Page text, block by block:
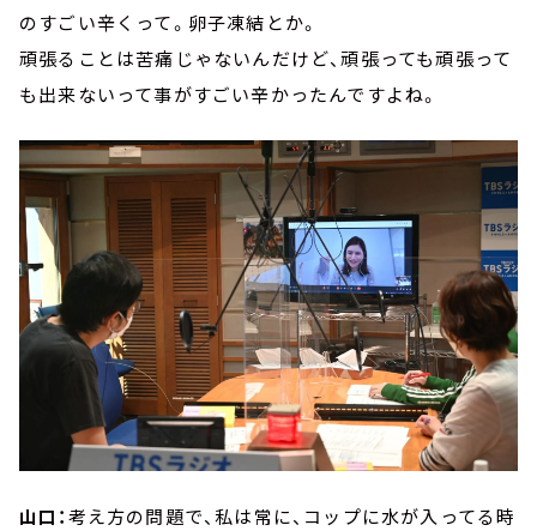
のすごい辛くって。卵子凍結とか。
頑張ることは苦痛じゃないんだけど、頑張っても頑張って
も出来ないって事がすごい辛かったんですよね。
山口：考え方の問題で、私は常に、コップに水が入ってる時